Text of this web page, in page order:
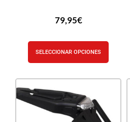
79,95€
SELECCIONAR OPCIONES